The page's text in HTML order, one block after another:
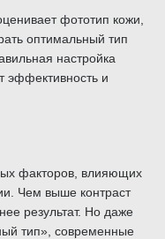
фототип кожи,
оптимальный тип
настройка
эффективность и
факторов, влияющих
Чем выше контраст
результат. Но даже
тип», современные